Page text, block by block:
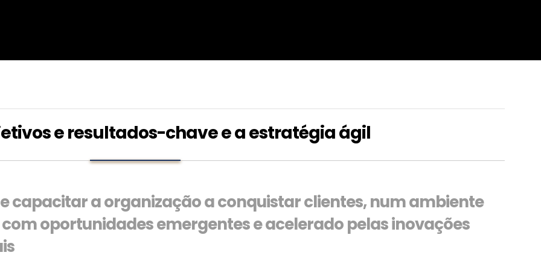
e resultados-chave e a estratégia ágil
capacitar a organização a conquistar clientes, num ambiente
oportunidades emergentes e acelerado pelas inovações